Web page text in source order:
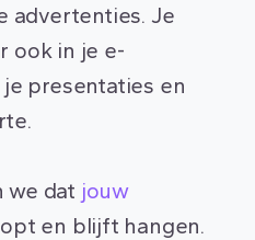
advertenties. Je
ook in je e-
presentaties en
we dat jouw
en blijft hangen.